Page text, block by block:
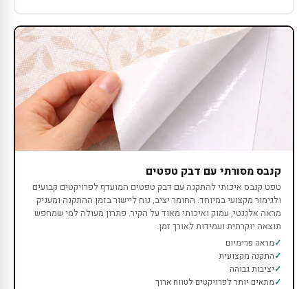
קנבס מסורתי עם דבק טפטים
טפט קנבס איכותי להתקנה עם דבק טפטים המועדף לפרויקטים קבועים
ולגימור מקצועי במיוחד. החומר יציב, נוח ליישור בזמן ההתקנה ומעניק
מראה אלגנטי, עמוק ואיכותי מאוד על הקיר. פתרון מעולה למי שמחפש
תוצאה יוקרתית ועמידות לאורך זמן.
מראה פרימיום
התקנה מקצועית
יציבות גבוהה
מתאים יותר לפרויקטים לטווח ארוך